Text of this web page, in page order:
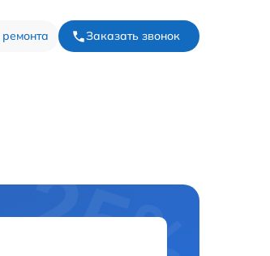
ремонта Заказать звонок